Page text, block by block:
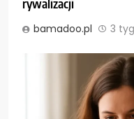
rywalizacji
bamadoo.pl 3